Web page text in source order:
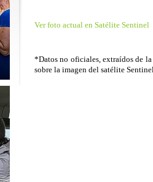
Ver foto actual en Satélite Sentinel
*Datos no oficiales, extraídos de
sobre la imagen del satélite